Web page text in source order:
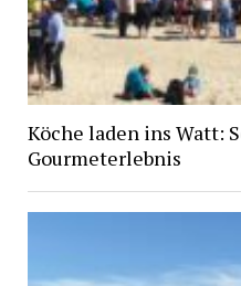
Köche laden ins Watt:
Gourmeterlebnis